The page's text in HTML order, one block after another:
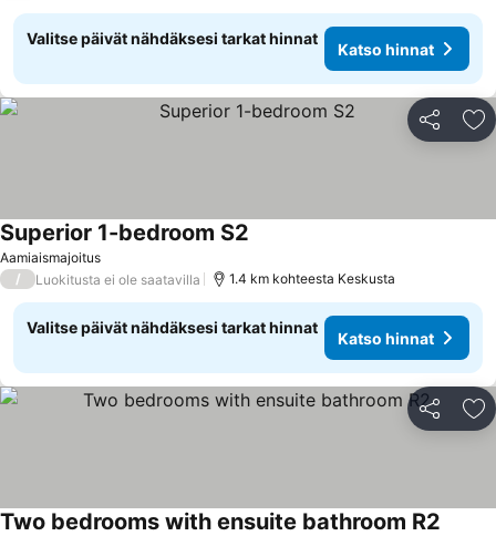
Valitse päivät nähdäksesi tarkat hinnat
Katso hinnat
Jaa
Aamiaismajoitus
Superior 1-bedroom S2
/ Luokitusta ei ole saatavilla 1.4 km kohteesta Keskusta
Valitse päivät nähdäksesi tarkat hinnat
Katso hinnat
Jaa
Two bedrooms with ensuite bathroom R2